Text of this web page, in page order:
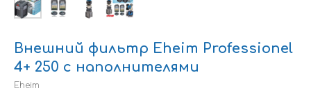
Внешний фильтр Eheim Professionel
4+ 250 с наполнителями
Eheim